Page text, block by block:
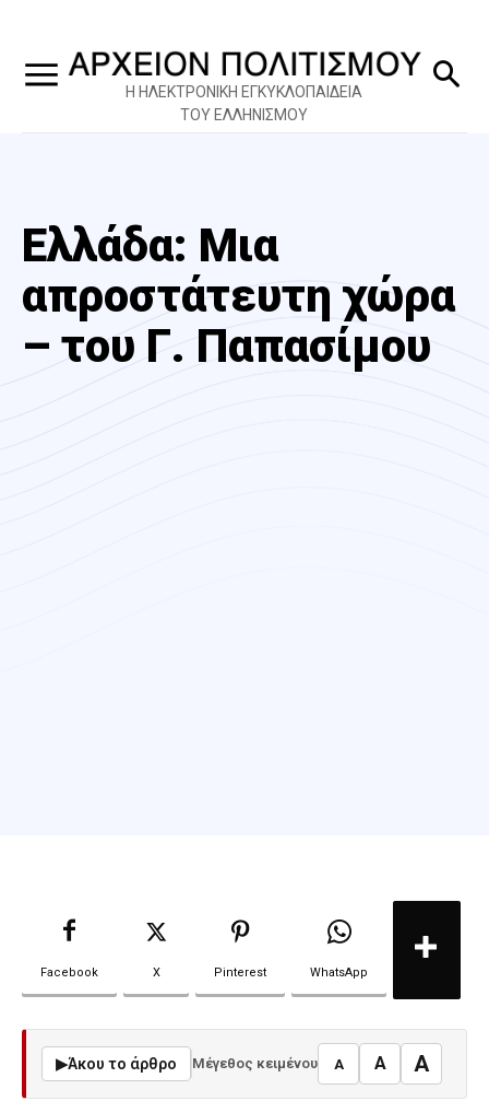
Η ΗΛΕΚΤΡΟΝΙΚΗ ΕΓΚΥΚΛΟΠΑΙΔΕΙΑ
ΤΟΥ ΕΛΛΗΝΙΣΜΟΥ
Ελλάδα: Μια
απροστάτευτη χώρα
– του Γ. Παπασίμου
Facebook X Pinterest WhatsApp
▶Άκου το άρθρο Μέγεθος κειμένου A A A